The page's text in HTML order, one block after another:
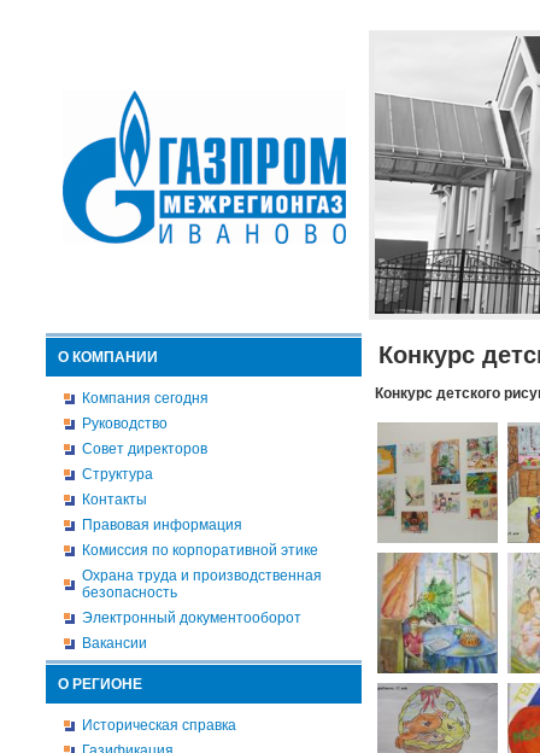
О КОМПАНИИ
Компания сегодня
Руководство
Совет директоров
Структура
Контакты
Правовая информация
Комиссия по корпоративной этике
Охрана труда и производственная
безопасность
Электронный документооборот
Вакансии
О РЕГИОНЕ
Историческая справка
Конкурс
Конкурс детского